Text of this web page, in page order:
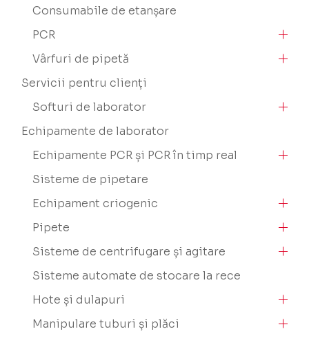
Consumabile de etanșare
PCR
Vârfuri de pipetă
Servicii pentru clienți
Softuri de laborator
Echipamente de laborator
Echipamente PCR și PCR în timp real
Sisteme de pipetare
Echipament criogenic
Pipete
Sisteme de centrifugare și agitare
Sisteme automate de stocare la rece
Hote și dulapuri
Manipulare tuburi și plăci